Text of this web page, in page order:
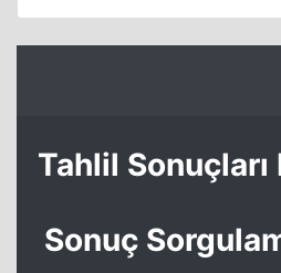
Tahlil
Sonuç